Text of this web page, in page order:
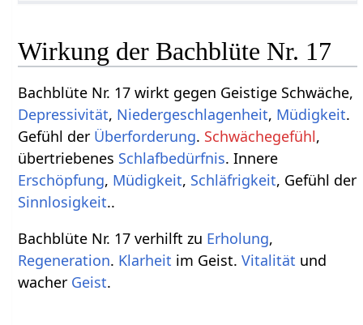
Wirkung der Bachblüte Nr. 17
Bachblüte Nr. 17 wirkt gegen Geistige Schwäche,
Depressivität, Niedergeschlagenheit, Müdigkeit.
Gefühl der Überforderung. Schwächegefühl,
übertriebenes Schlafbedürfnis. Innere
Erschöpfung, Müdigkeit, Schläfrigkeit, Gefühl der
Sinnlosigkeit..
Bachblüte Nr. 17 verhilft zu Erholung,
Regeneration. Klarheit im Geist.Vitalität und
wacher Geist.